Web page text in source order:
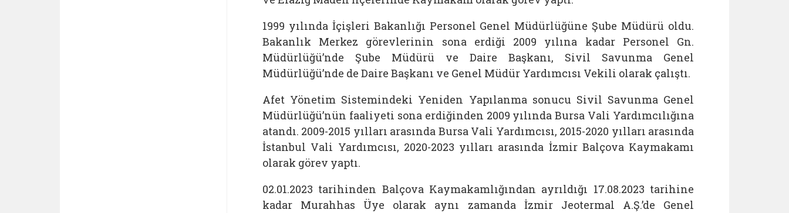
1999 yılında İçişleri Bakanlığı Personel Genel Müdürlüğüne Şube Müdürü oldu.
Bakanlık Merkez görevlerinin sona erdiği 2009 yılına kadar Personel Gn.
Müdürlüğü’nde Şube Müdürü ve Daire Başkanı, Sivil Savunma Genel
Müdürlüğü’nde de Daire Başkanı ve Genel Müdür Yardımcısı Vekili olarak çalıştı.
Afet Yönetim Sistemindeki Yeniden Yapılanma sonucu Sivil Savunma Genel
Müdürlüğü’nün faaliyeti sona erdiğinden 2009 yılında Bursa Vali Yardımcılığına
atandı. 2009-2015 yılları arasında Bursa Vali Yardımcısı, 2015-2020 yılları arasında
İstanbul Vali Yardımcısı, 2020-2023 yılları arasında İzmir Balçova Kaymakamı
olarak görev yaptı.
02.01.2023 tarihinden Balçova Kaymakamlığından ayrıldığı 17.08.2023 tarihine
kadar Murahhas Üye olarak aynı zamanda İzmir Jeotermal A.Ş.’de Genel